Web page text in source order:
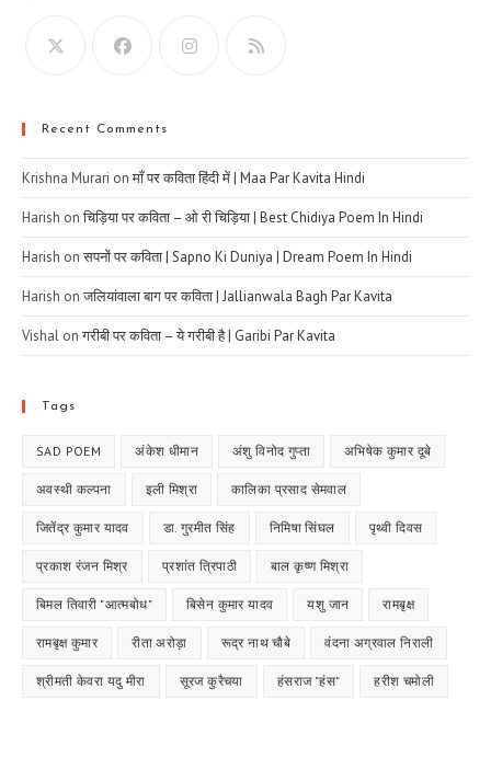
Recent Comments
Krishna Murari onमाँ पर कविता हिंदी में | Maa Par Kavita Hindi
Harish onचिड़िया पर कविता – ओ री चिड़िया | Best Chidiya Poem In Hindi
Harish onसपनों पर कविता | Sapno Ki Duniya | Dream Poem In Hindi
Harish onजलियांवाला बाग पर कविता | Jallianwala Bagh Par Kavita
Vishal onगरीबी पर कविता – ये गरीबी है | Garibi Par Kavita
Tags
SAD POEM अंकेश धीमान अंशु विनोद गुप्ता अभिषेक कुमार दूबे
अवस्थी कल्पना इली मिश्रा कालिका प्रसाद सेमवाल
जितेंद्र कुमार यादव डा. गुरमीत सिंह निमिषा सिंघल पृथ्वी दिवस
प्रकाश रंजन मिश्र प्रशांत त्रिपाठी बाल कृष्ण मिश्रा
बिमल तिवारी "आत्मबोध" बिसेन कुमार यादव यशु जान रामबृक्ष
रामबृक्ष कुमार रीता अरोड़ा रूद्र नाथ चौबे वंदना अग्रवाल निराली
श्रीमती केवरा यदु मीरा सूरज कुरैचया हंसराज "हंस" हरीश चमोली